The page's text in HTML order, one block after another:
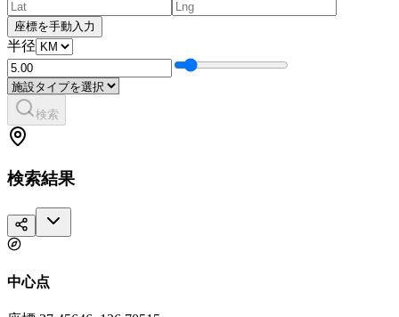
座標を手動入力
半径
検索
検索結果
中心点